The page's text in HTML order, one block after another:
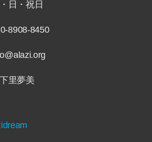
日・祝日
8908-8450
里夢美